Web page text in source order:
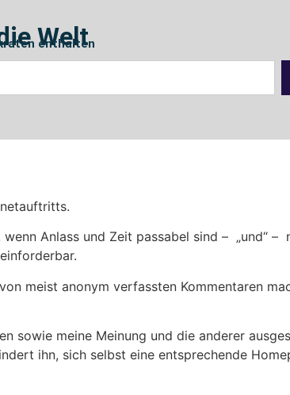
Welt
enthalten
Anlass und Zeit passabel sind – „und“ –
meist anonym verfassten Kommentaren
sowie meine Meinung und die anderer
ihn, sich selbst eine entsprechende